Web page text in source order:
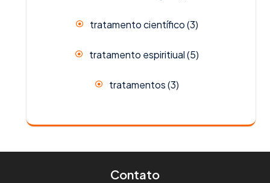
tratamento científico(3)
tratamento espiritiual(5)
tratamentos(3)
Contato